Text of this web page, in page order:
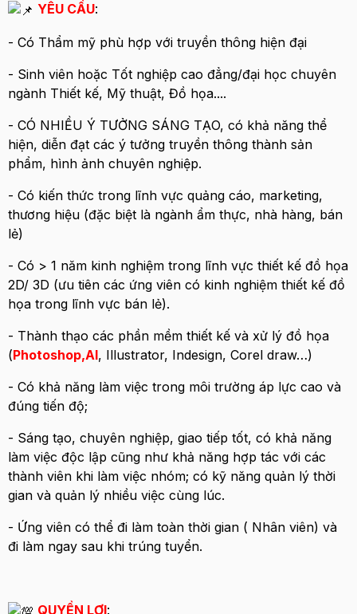
YÊU CẦU:
- Có Thẩm mỹ phù hợp với truyền thông hiện đại
- Sinh viên hoặc Tốt nghiệp cao đẳng/đại học chuyên
ngành Thiết kế, Mỹ thuật, Đồ họa....
- CÓ NHIỀU Ý TƯỞNG SÁNG TẠO, có khả năng thể
hiện, diễn đạt các ý tưởng truyền thông thành sản
phẩm, hình ảnh chuyên nghiệp.
- Có kiến thức trong lĩnh vực quảng cáo, marketing,
thương hiệu (đặc biệt là ngành ẩm thực, nhà hàng, bán
lẻ)
- Có > 1 năm kinh nghiệm trong lĩnh vực thiết kế đồ họa
2D/ 3D (ưu tiên các ứng viên có kinh nghiệm thiết kế đồ
họa trong lĩnh vực bán lẻ).
- Thành thạo các phần mềm thiết kế và xử lý đồ họa
(Photoshop,AI, Illustrator, Indesign, Corel draw…)
- Có khả năng làm việc trong môi trường áp lực cao và
đúng tiến độ;
- Sáng tạo, chuyên nghiệp, giao tiếp tốt, có khả năng
làm việc độc lập cũng như khả năng hợp tác với các
thành viên khi làm việc nhóm; có kỹ năng quản lý thời
gian và quản lý nhiều việc cùng lúc.
- Ứng viên có thể đi làm toàn thời gian ( Nhân viên) và
đi làm ngay sau khi trúng tuyển.
QUYỀN LỢI: